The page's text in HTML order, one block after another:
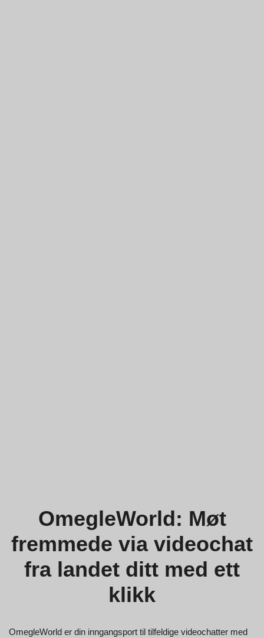
OmegleWorld: Møt
fremmede via videochat
fra landet ditt med ett
klikk
OmegleWorld er din inngangsport til tilfeldige videochatter med